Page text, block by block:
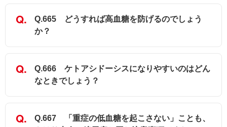
Q.665 どうすれば高血糖を防げるのでしょう
か？
Q.666 ケトアシドーシスになりやすいのはどん
なときでしょう？
Q.667 「重症の低血糖を起こさない」ことも、